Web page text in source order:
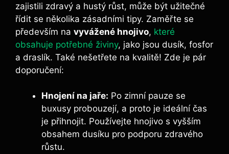
zajistili zdravý a hustý ‍růst, může být užitečné
řídit se ​několika zásadními tipy. Zaměřte‌ se
především na vyvážené hnojivo, které
obsahuje potřebné živiny, ‌jako jsou‍ dusík, fosfor
a draslík. Také nešetřete⁤ na kvalitě!⁣ Zde je pár
‍doporučení:
Hnojení na jaře: Po⁣ zimní pauze se
buxusy probouzejí, a proto je ideální čas
je přihnojit. Používejte ‌hnojivo s vyšším
obsahem dusíku pro podporu zdravého
růstu.